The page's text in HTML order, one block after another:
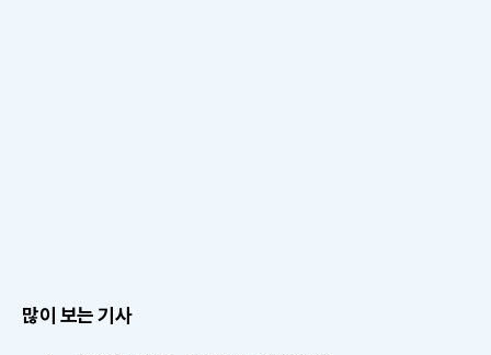
많이 보는 기사